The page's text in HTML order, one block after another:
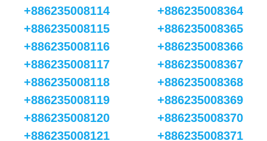
+886235008114
+886235008115
+886235008116
+886235008117
+886235008118
+886235008119
+886235008120
+886235008121
+886235008364
+886235008365
+886235008366
+886235008367
+886235008368
+886235008369
+886235008370
+886235008371